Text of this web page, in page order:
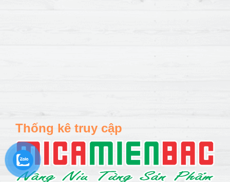
Thống kê truy cập